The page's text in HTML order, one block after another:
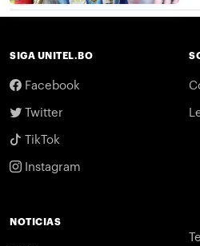
SIGA UNITEL.BO
Facebook
Twitter
TikTok
Instagram
NOTICIAS